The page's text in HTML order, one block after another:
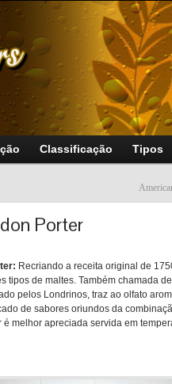
Classificação Tipos
Porter
Recriando a receita original de
tipos de maltes. Também chamada
pelos Londrinos, traz ao olfato
de sabores oriundos da
melhor apreciada servida em